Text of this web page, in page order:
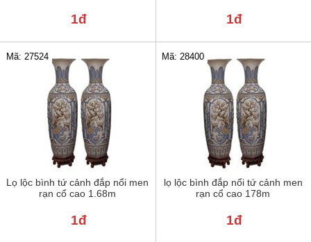
1đ 1đ
Lọ lộc bình tứ cảnh đắp nổi men
rạn cổ cao 1.68m
Mã: 27524
1đ
lọ lộc bình đắp nổi tứ cảnh men
rạn cổ cao 178m
Mã: 28400
1đ